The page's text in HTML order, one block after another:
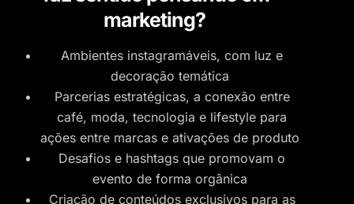
marketing?
Ambientes instagramáveis, com luz e
decoração temática
Parcerias estratégicas, a conexão entre
café, moda, tecnologia e lifestyle para
ações entre marcas e ativações de produto
Desafios e hashtags que promovam o
evento de forma orgânica
Criação de conteúdos exclusivos para as